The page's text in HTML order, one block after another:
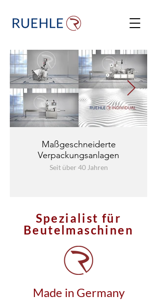
Maßgeschneiderte
Verpackungsanlagen
Seit über 40 Jahren
Spezialist für
Beutelmaschinen
Made in Germany